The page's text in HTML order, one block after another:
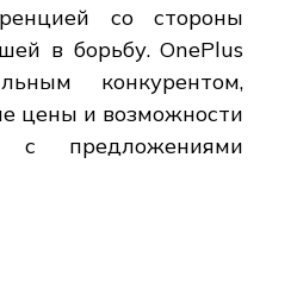
со стороны
в борьбу. OnePlus
конкурентом,
цены и возможности
с предложениями